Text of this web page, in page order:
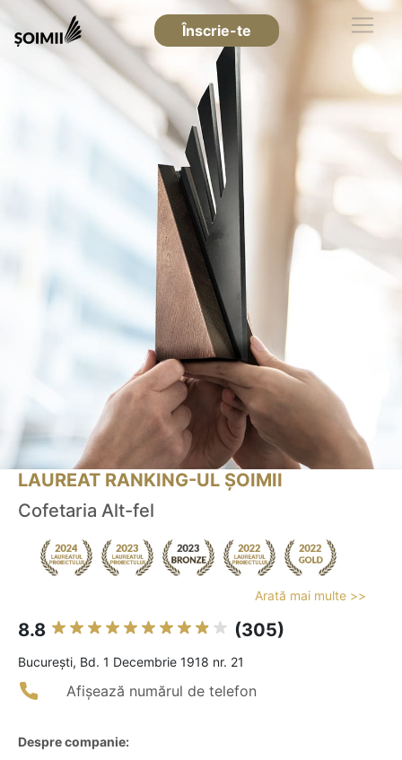
Înscrie-te
LAUREAT RANKING-UL ȘOIMII
Cofetaria Alt-fel
Arată mai multe >>
8.8 (305)
Bucureşti, Bd. 1 Decembrie 1918 nr. 21
Afișează numărul de telefon
Despre companie: